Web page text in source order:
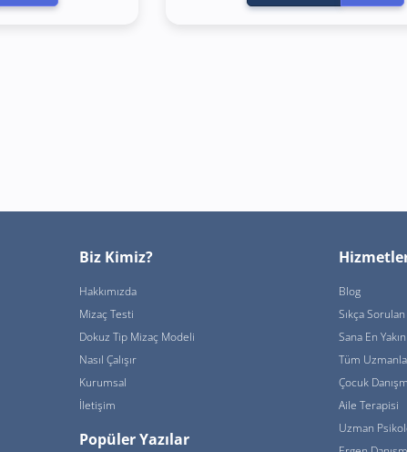
Biz Kimiz?
Hakkımızda
Mizaç Testi
Dokuz Tip Mizaç Modeli
Nasıl Çalışır
Kurumsal
İletişim
Popüler Yazılar
Blog
Sıkça
Sana En
Tüm
Çocuk
Aile Terapisi
Uzman